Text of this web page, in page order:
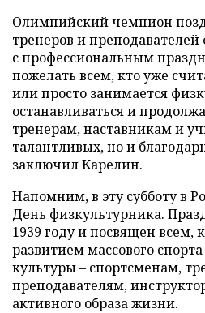
Олимпийский чемпион
тренеров и
с профессиональным
пожелать всем, кто уже
или просто занимается
останавливаться и
тренерам, наставникам и
талантливых, но и
заключил Карелин.
Напомним, в эту субботу в
День физкультурника.
1939 году и посвящен всем,
развитием массового
культуры – спортсменам,
преподавателям,
активного образа жизни.